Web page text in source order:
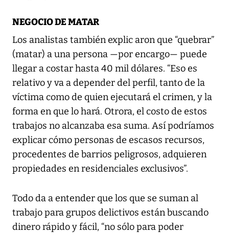
NEGOCIO DE MATAR
Los analistas también explic aron que “quebrar”
(matar) a una persona —por encargo— puede
llegar a costar hasta 40 mil dólares. “Eso es
relativo y va a depender del perfil, tanto de la
víctima como de quien ejecutará el crimen, y la
forma en que lo hará. Otrora, el costo de estos
trabajos no alcanzaba esa suma. Así podríamos
explicar cómo personas de escasos recursos,
procedentes de barrios peligrosos, adquieren
propiedades en residenciales exclusivos”.
Todo da a entender que los que se suman al
trabajo para grupos delictivos están buscando
dinero rápido y fácil, “no sólo para poder